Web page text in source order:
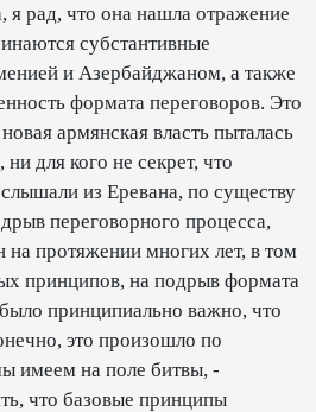
я рад, что она нашла отражение
субстантивные
и Азербайджаном, а также
формата переговоров. Это
армянская власть пыталась
для кого не секрет, что
из Еревана, по существу
переговорного процесса,
на протяжении многих лет, в том
принципов, на подрыв формата
принципиально важно, что
это произошло по
имеем на поле битвы, -
что базовые принципы